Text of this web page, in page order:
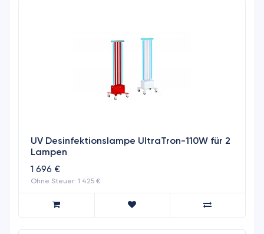
UV Desinfektionslampe UltraTron-110W für 2
Lampen
1 696 €
Ohne Steuer: 1 425 €